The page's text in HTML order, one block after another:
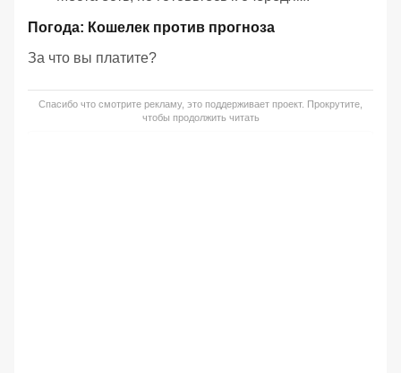
Погода: Кошелек против прогноза
За что вы платите?
Спасибо что смотрите рекламу, это поддерживает проект. Прокрутите,
чтобы продолжить читать